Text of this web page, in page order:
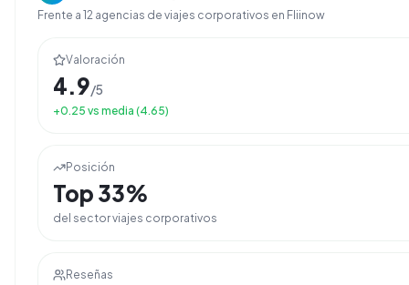
Frente a 12 agencias de viajes corporativos en Fliinow
Valoración
4.9/5
+0.25 vs media (4.65)
Posición
Top 33%
del sectorviajes corporativos
Reseñas